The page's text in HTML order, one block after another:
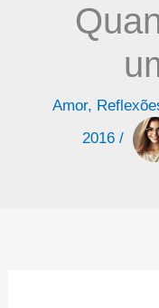
Amor,
2016 /